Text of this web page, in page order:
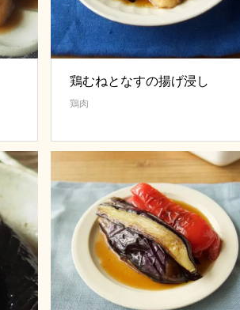
鶏むねとなすの揚げ浸し
鶏肉